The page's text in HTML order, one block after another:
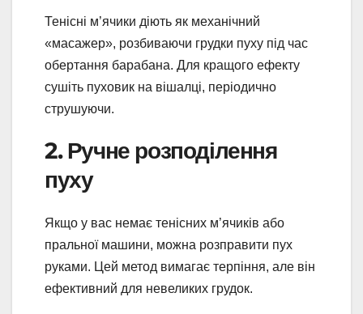
Тенісні м’ячики діють як механічний
«масажер», розбиваючи грудки пуху під час
обертання барабана. Для кращого ефекту
сушіть пуховик на вішалці, періодично
струшуючи.
2. Ручне розподілення
пуху
Якщо у вас немає тенісних м’ячиків або
пральної машини, можна розправити пух
руками. Цей метод вимагає терпіння, але він
ефективний для невеликих грудок.